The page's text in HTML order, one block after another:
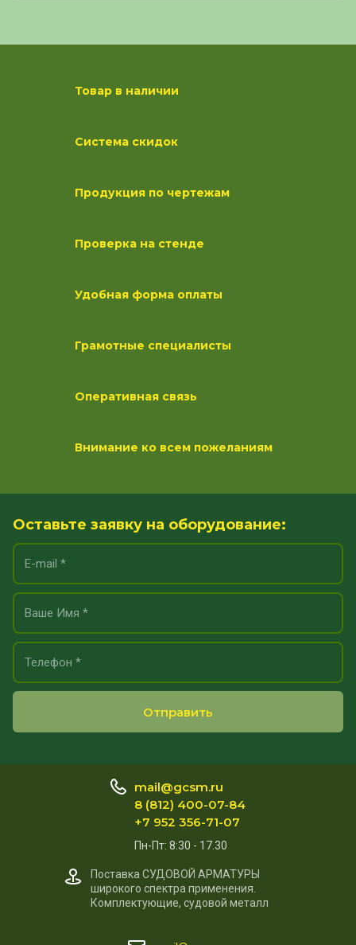
Товар в наличии
Система скидок
Продукция по чертежам
Проверка на стенде
Удобная форма оплаты
Грамотные специалисты
Оперативная связь
Внимание ко всем пожеланиям
Оставьте заявку на оборудование:
Отправить
mail@gcsm.ru
8 (812) 400-07-84
+7 952 356-71-07
Пн-Пт: 8:30 - 17.30
Поставка СУДОВОЙ АРМАТУРЫ
широкого спектра применения.
Комплектующие, судовой металл